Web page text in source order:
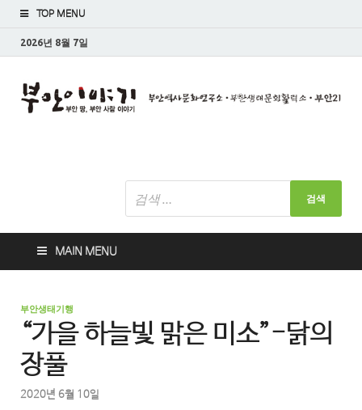
TOP MENU
2026년 8월 7일
MAIN MENU
부안생태기행
“가을 하늘빛 맑은 미소”-닭의
장풀
2020년 6월 10일